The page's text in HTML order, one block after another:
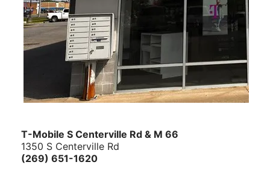
T-Mobile S Centerville Rd & M 66
1350 S Centerville Rd
(269) 651-1620